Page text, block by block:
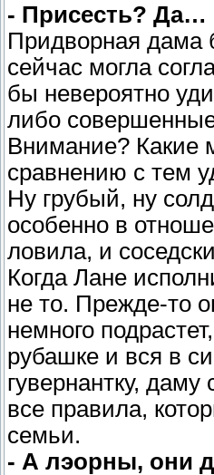
- Присесть? Да…
Придворная дама
сейчас могла
бы невероятно
либо
Внимание? Какие
сравнению с тем
Ну грубый, ну
особенно в
ловила, и
Когда Лане
не то. Прежде-то
немного
рубашке и вся в
гувернантку,
все правила,
семьи.
- А лэорны, они